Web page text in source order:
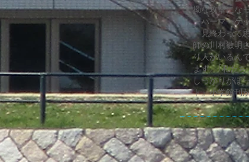
拗な攻撃にな
ーパーマーケ
見終わって思
師の川村敏明
り人がいるん
ます。｢私た
しっかりがぽ
ト』小学館刊